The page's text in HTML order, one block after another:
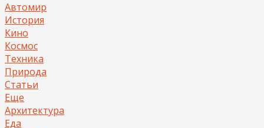
Автомир
История
Кино
Космос
Техника
Природа
Статьи
Еще
Архитектура
Еда